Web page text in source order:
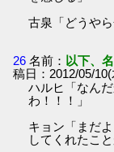
古泉「どうや
26 名前： 以下、
稿日：2012/05/
ハルヒ「なん
わ！！！」
キョン「まだ
してくれたこ